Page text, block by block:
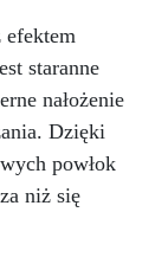
efektem
staranne
nałożenie
Dzięki
powłok
niż się